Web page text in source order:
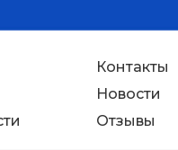
Контакты
Новости
Отзывы